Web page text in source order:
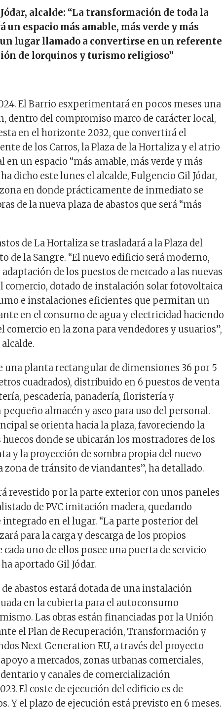
alcalde: “La transformación de toda la
un espacio más amable, más verde y más
lugar llamado a convertirse en un referente
de lorquinos y turismo religioso”
. El Barrio esxperimentará en pocos meses una
dentro del compromiso marco de carácter local,
en el horizonte 2032, que convertirá el
de los Carros, la Plaza de la Hortaliza y el atrio
en un espacio “más amable, más verde y más
dicho este lunes el alcalde, Fulgencio Gil Jódar,
en donde prácticamente de inmediato se
de la nueva plaza de abastos que será “más
de La Hortaliza se trasladará a la Plaza del
de la Sangre. “El nuevo edificio será moderno,
de los puestos de mercado a las nuevas
comercio, dotado de instalación solar fotovoltaica
e instalaciones eficientes que permitan un
en el consumo de agua y electricidad haciendo
comercio en la zona para vendedores y usuarios”,
una planta rectangular de dimensiones 36 por 5
cuadrados), distribuido en 6 puestos de venta
pescadería, panadería, floristería y
almacén y aseo para uso del personal.
se orienta hacia la plaza, favoreciendo la
donde se ubicarán los mostradores de los
y la proyección de sombra propia del nuevo
zona de tránsito de viandantes”, ha detallado.
revestido por la parte exterior con unos paneles
de PVC imitación madera, quedando
en el lugar. “La parte posterior del
para la carga y descarga de los propios
cada uno de ellos posee una puerta de servicio
ha aportado Gil Jódar.
abastos estará dotada de una instalación
en la cubierta para el autoconsumo
Las obras están financiadas por la Unión
el Plan de Recuperación, Transformación y
Next Generation EU, a través del proyecto
a mercados, zonas urbanas comerciales,
y canales de comercialización
El coste de ejecución del edificio es de
Y el plazo de ejecución está previsto en 6 meses.